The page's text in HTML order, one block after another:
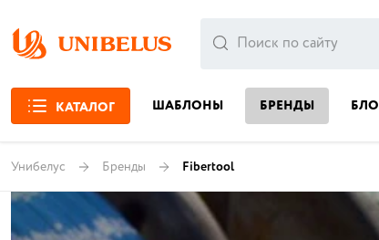
КАТАЛОГ ШАБЛОНЫ БРЕНДЫ
Унибелус Бренды Fibertool